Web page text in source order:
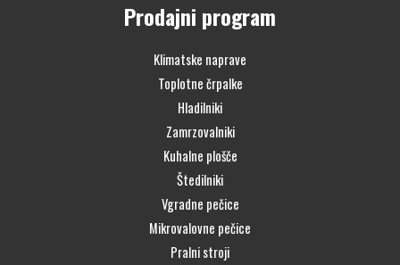
Prodajni program
Klimatske naprave
Toplotne črpalke
Hladilniki
Zamrzovalniki
Kuhalne plošče
Štedilniki
Vgradne pečice
Mikrovalovne pečice
Pralni stroji